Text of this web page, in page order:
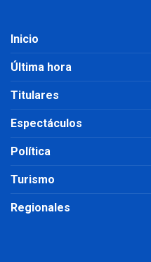
Inicio
Última hora
Titulares
Espectáculos
Política
Turismo
Regionales